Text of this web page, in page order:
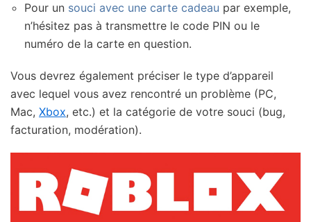
Pour un souci avec une carte cadeau par exemple,
n’hésitez pas à transmettre le code PIN ou le
numéro de la carte en question.
Vous devrez également préciser le type d’appareil
avec lequel vous avez rencontré un problème (PC,
Mac, Xbox, etc.) et la catégorie de votre souci (bug,
facturation, modération).